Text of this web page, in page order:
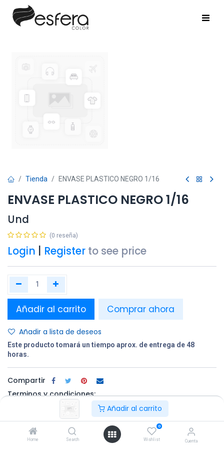
Añadir al carrito
Home Search
0
Wishlist Cuenta
Tienda ENVASE PLASTICO NEGRO 1/16
ENVASE PLASTICO NEGRO 1/16
Und
(0 reseña)
Login Register to see price
Añadir al carrito Comprar ahora
Añadir a lista de deseos
Este producto tomará un tiempo aprox. de entrega de 48
horas.
Compartir
Terminos y condiciones:
100% original
Devolución en
un plazo de 30
Entrega
gratuita en